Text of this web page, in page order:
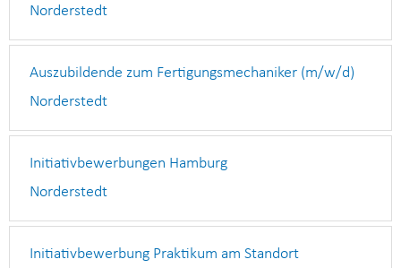
Norderstedt
Auszubildende zum Fertigungsmechaniker (m/w/d)
Norderstedt
Initiativbewerbungen Hamburg
Norderstedt
Initiativbewerbung Praktikum am Standort